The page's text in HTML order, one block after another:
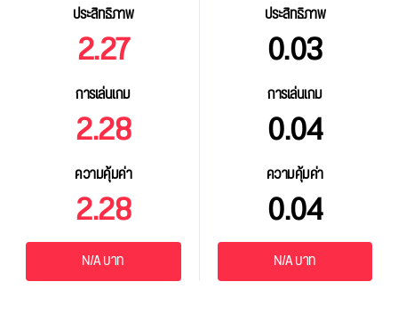
ประสิทธิภาพ
2.27
การเล่นเกม
2.28
ความคุ้มค่า
2.28
ประสิทธิภาพ
0.03
การเล่นเกม
0.04
ความคุ้มค่า
0.04
N/A บาท N/A บาท